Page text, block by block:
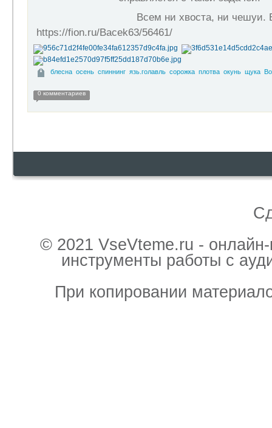
Всем ни хвоста, ни чешуи.
https://fion.ru/Bacek63/56461/
блесна осень спиннинг язь.голавль сорожка плотва окунь щука
0 комментариев
© 2021 VseVteme.ru -
инструменты работы с
При копировании